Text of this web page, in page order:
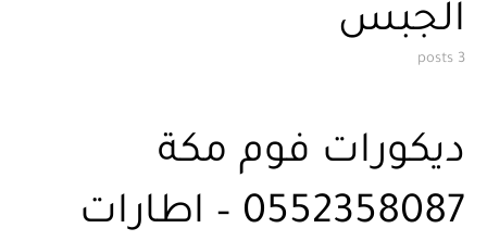
الجبس
3 posts
ديكورات فوم مكة
0552358087 – اطارات